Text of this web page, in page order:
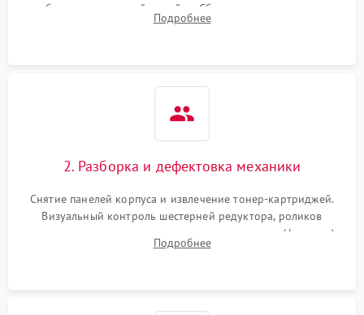
работы сканирующей линейки. Сбор данных о замятиях,
дефектах изображения или посторонних шумах при работе.
Подробнее
2. Разборка и дефектовка механики
Снятие панелей корпуса и извлечение тонер-картриджей.
Визуальный контроль шестерней редуктора, роликов
захвата, термопленки и прижимного вала в печи (фьюзере).
Проверка оптики сканера на загрязнения.
Подробнее